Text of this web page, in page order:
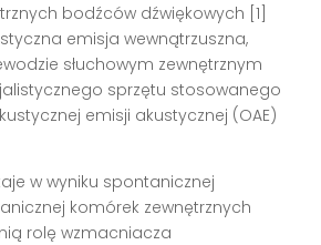
bodźców dźwiękowych [1]
emisja wewnątrzuszna,
słuchowym zewnętrznym
sprzętu stosowanego
emisji akustycznej (OAE)
w wyniku spontanicznej
komórek zewnętrznych
rolę wzmacniacza